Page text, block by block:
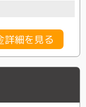
詳細を見る